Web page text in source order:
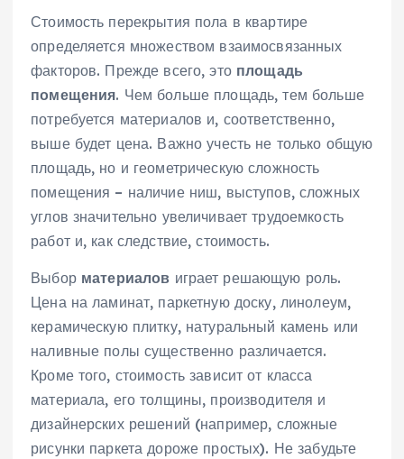
Стоимость перекрытия пола в квартире
определяется множеством взаимосвязанных
факторов. Прежде всего‚ это площадь
помещения. Чем больше площадь‚ тем больше
потребуется материалов и‚ соответственно‚
выше будет цена. Важно учесть не только общую
площадь‚ но и геометрическую сложность
помещения – наличие ниш‚ выступов‚ сложных
углов значительно увеличивает трудоемкость
работ и‚ как следствие‚ стоимость.
Выбор материалов играет решающую роль.
Цена на ламинат‚ паркетную доску‚ линолеум‚
керамическую плитку‚ натуральный камень или
наливные полы существенно различается.
Кроме того‚ стоимость зависит от класса
материала‚ его толщины‚ производителя и
дизайнерских решений (например‚ сложные
рисунки паркета дороже простых). Не забудьте